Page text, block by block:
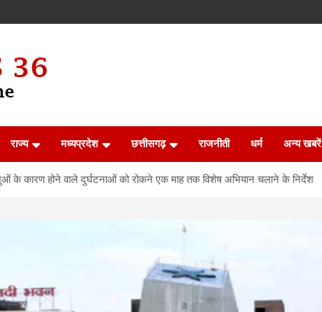
राज्य मध्यप्रदेश छत्तीसगढ़ राजनीती धर्म अन्य खबरें
के कारण होने वाले दुर्घटनाओं को रोकने एक माह तक विशेष अभियान चलाने के निर्देश